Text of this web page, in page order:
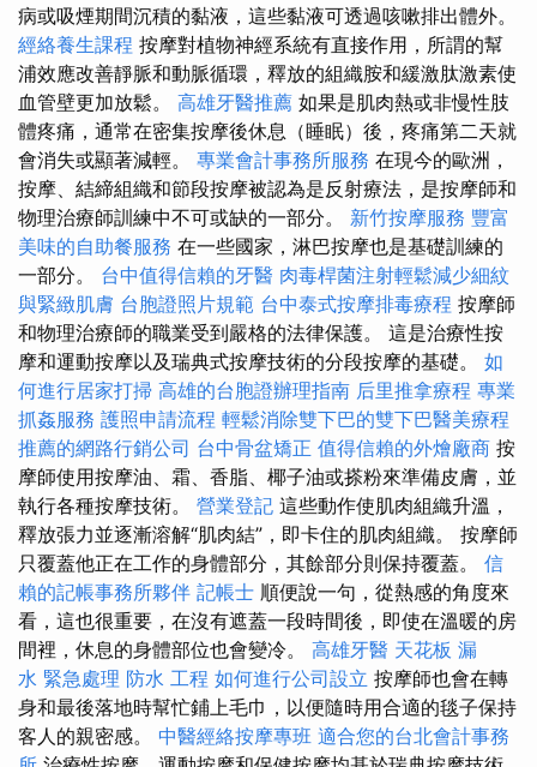
病或吸煙期間沉積的黏液，這些黏液可透過咳嗽排出體外。
經絡養生課程 按摩對植物神經系統有直接作用，所謂的幫
浦效應改善靜脈和動脈循環，釋放的組織胺和緩激肽激素使
血管壁更加放鬆。 高雄牙醫推薦 如果是肌肉熱或非慢性肢
體疼痛，通常在密集按摩後休息（睡眠）後，疼痛第二天就
會消失或顯著減輕。 專業會計事務所服務 在現今的歐洲，
按摩、結締組織和節段按摩被認為是反射療法，是按摩師和
物理治療師訓練中不可或缺的一部分。 新竹按摩服務 豐富
美味的自助餐服務 在一些國家，淋巴按摩也是基礎訓練的
一部分。 台中值得信賴的牙醫 肉毒桿菌注射輕鬆減少細紋
與緊緻肌膚 台胞證照片規範 台中泰式按摩排毒療程 按摩師
和物理治療師的職業受到嚴格的法律保護。 這是治療性按
摩和運動按摩以及瑞典式按摩技術的分段按摩的基礎。 如
何進行居家打掃 高雄的台胞證辦理指南 后里推拿療程 專業
抓姦服務 護照申請流程 輕鬆消除雙下巴的雙下巴醫美療程
推薦的網路行銷公司 台中骨盆矯正 值得信賴的外燴廠商 按
摩師使用按摩油、霜、香脂、椰子油或搽粉來準備皮膚，並
執行各種按摩技術。 營業登記 這些動作使肌肉組織升溫，
釋放張力並逐漸溶解“肌肉結”，即卡住的肌肉組織。 按摩師
只覆蓋他正在工作的身體部分，其餘部分則保持覆蓋。 信
賴的記帳事務所夥伴 記帳士 順便說一句，從熱感的角度來
看，這也很重要，在沒有遮蓋一段時間後，即使在溫暖的房
間裡，休息的身體部位也會變冷。 高雄牙醫 天花板 漏
水 緊急處理 防水 工程 如何進行公司設立 按摩師也會在轉
身和最後落地時幫忙鋪上毛巾，以便隨時用合適的毯子保持
客人的親密感。 中醫經絡按摩專班 適合您的台北會計事務